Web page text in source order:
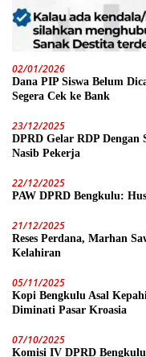
02/01/2026
Dana PIP Siswa Belum
Segera Cek ke Bank
23/12/2025
DPRD Gelar RDP Dengan
Nasib Pekerja
22/12/2025
PAW DPRD Bengkulu:
21/12/2025
Reses Perdana, Marhan
Kelahiran
05/11/2025
Kopi Bengkulu Asal
Diminati Pasar Kroasia
07/10/2025
Komisi IV DPRD